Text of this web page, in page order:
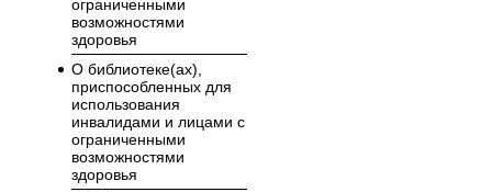
ограниченными
возможностями
здоровья
О библиотеке(ах),
приспособленных для
использования
инвалидами и лицами с
ограниченными
возможностями
здоровья